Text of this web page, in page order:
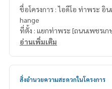
ชื่อโครงการ : ไอดีโอ ท่าพระ อิ
hange
ที่ตั้ง : แยกท่าพระ [ถนนเพชรเ
งท่าพระ เขตบางกอกใหญ่ กทม.
- สถานีรถไฟตลาดพลู 1.6 กม.
- ตลาดพลู 1.7 กม.
อ่านเพิ่มเติม
สิ่งอำนวยความสะดวกในโครงการ